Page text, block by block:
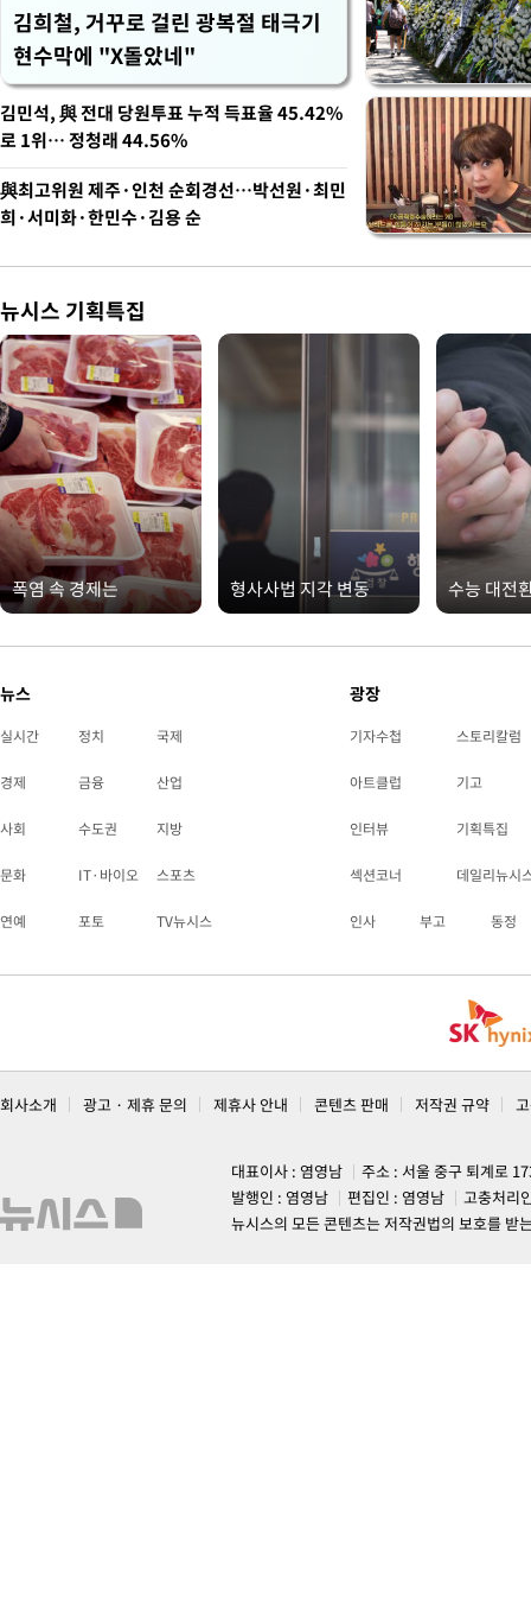
김희철, 거꾸로 걸린 광복절 태극기
현수막에 "X돌았네"
김민석, 與 전대 당원투표 누적 득표율 45.42%
로 1위… 정청래 44.56%
與최고위원 제주·인천 순회경선…박선원·최민
희·서미화·한민수·김용 순
뉴시스 기획특집
폭염 속 경제는 형사사법 지각 변동 수능 대전
뉴스
실시간 정치 국제
경제 금융 산업
사회 수도권 지방
문화 IT·바이오 스포츠
연예 포토 TV뉴시스
광장
기자수첩 스토리칼럼
아트클럽 기고
인터뷰 기획특집
섹션코너 데일리뉴시
인사 부고 동정
회사소개 광고 · 제휴 문의 제휴사 안내 콘텐츠 판매 저작권 규약
대표이사 : 염영남
주소 : 서울 중구 퇴계로
발행인 : 염영남
편집인 : 염영남
고충처리
뉴시스의 모든 콘텐츠는 저작권법의 보호를